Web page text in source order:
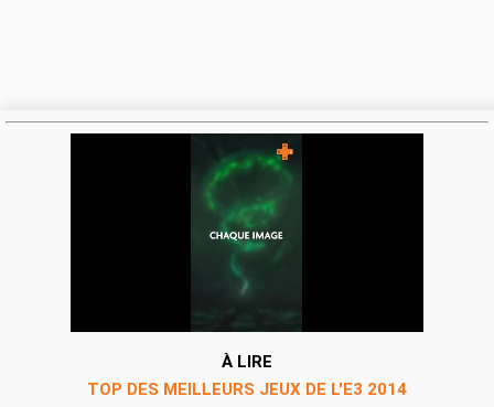
À LIRE
TOP DES MEILLEURS JEUX DE L'E3 2014